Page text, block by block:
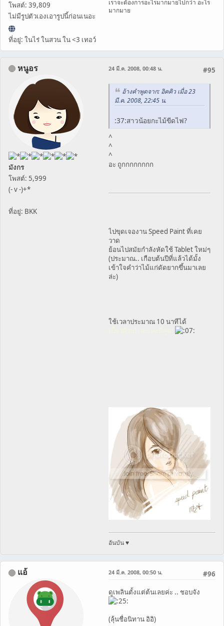
โพสต์: 39,809
ไม่มีรูปตัวเองเอารูปนี้ก่อนเนอะ
ที่อยู่: ในไร่ ในสวน ใน <3 เทอว์
เราจะต้องการอะไรมากมายไปกว่า อะไร
มากมาย
หนูอร
มังกร
โพสต์: 5,999
(- v -)+*
ที่อยู่: BKK
#95
24 มี.ค. 2008, 00:48 น.
อ้างคำพูดจาก: อิคคิว เมื่อ 23
มี.ค. 2008, 22:45 น.
:37:สาวน้อยกะไม้ขีดไฟ?
^
^
^
อะ ถูกกกกกกกก
ไปขุดเจองาน Speed Paint ที่เคย
วาด
ย้อนไปสมัยกำลังหัดใช้ Tablet ใหม่ๆ
(ประมาณ.. เกือบต้นปีที่แล้วได้มั้ง
เข้าใจคำว่าไม้แก่ดัดยากขึ้นมาเลย
ล่ะ)
ใช้เวลาประมาณ 10 นาทีได้
อันบัน ♥
แอ้ #96
24 มี.ค. 2008, 00:50 น.
ดูเพลินตั้งแต่ต้นเลยค่ะ .. ชอบจัง
(ลุ้นชื่อนิทาน อิอิ)